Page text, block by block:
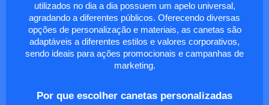
utilizados no dia a dia possuem um apelo universal,
agradando a diferentes públicos. Oferecendo diversas
opções de personalização e materiais, as canetas são
adaptáveis a diferentes estilos e valores corporativos,
sendo ideais para ações promocionais e campanhas de
marketing.
Por que escolher canetas personalizadas